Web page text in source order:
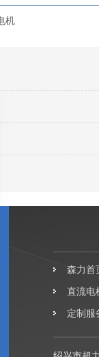
机
森力首
直流电
定制服